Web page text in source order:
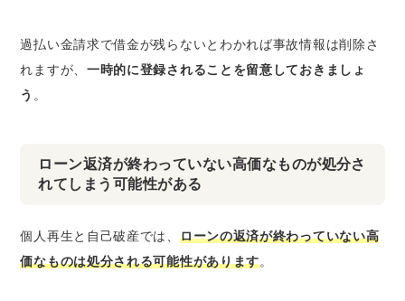
過払い金請求で借金が残らないとわかれば事故情報は削除さ
れますが、 一時的に登録されることを留意しておきましょ
う 。
ローン返済が終わっていない高価なものが処分さ
れてしまう可能性がある
個人再生と自己破産では、 ローンの返済が終わっていない高
価なものは処分される可能性があります。